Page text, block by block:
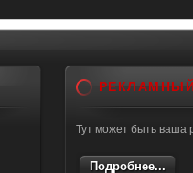
РЕКЛАМНЫЙ
Тут может быть ваша
Подробнее...